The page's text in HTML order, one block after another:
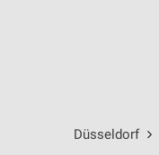
Düsseldorf